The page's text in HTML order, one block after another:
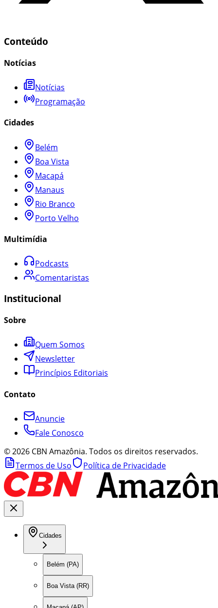
Conteúdo
Notícias
Notícias
Programação
Cidades
Belém
Boa Vista
Macapá
Manaus
Rio Branco
Porto Velho
Multimídia
Podcasts
Comentaristas
Institucional
Sobre
Quem Somos
Newsletter
Princípios Editoriais
Contato
Anuncie
Fale Conosco
©2026 CBN Amazônia. Todos os direitos reservados.
Termos de Uso
Política de Privacidade
Cidades
Belém (PA)
Boa Vista (RR)